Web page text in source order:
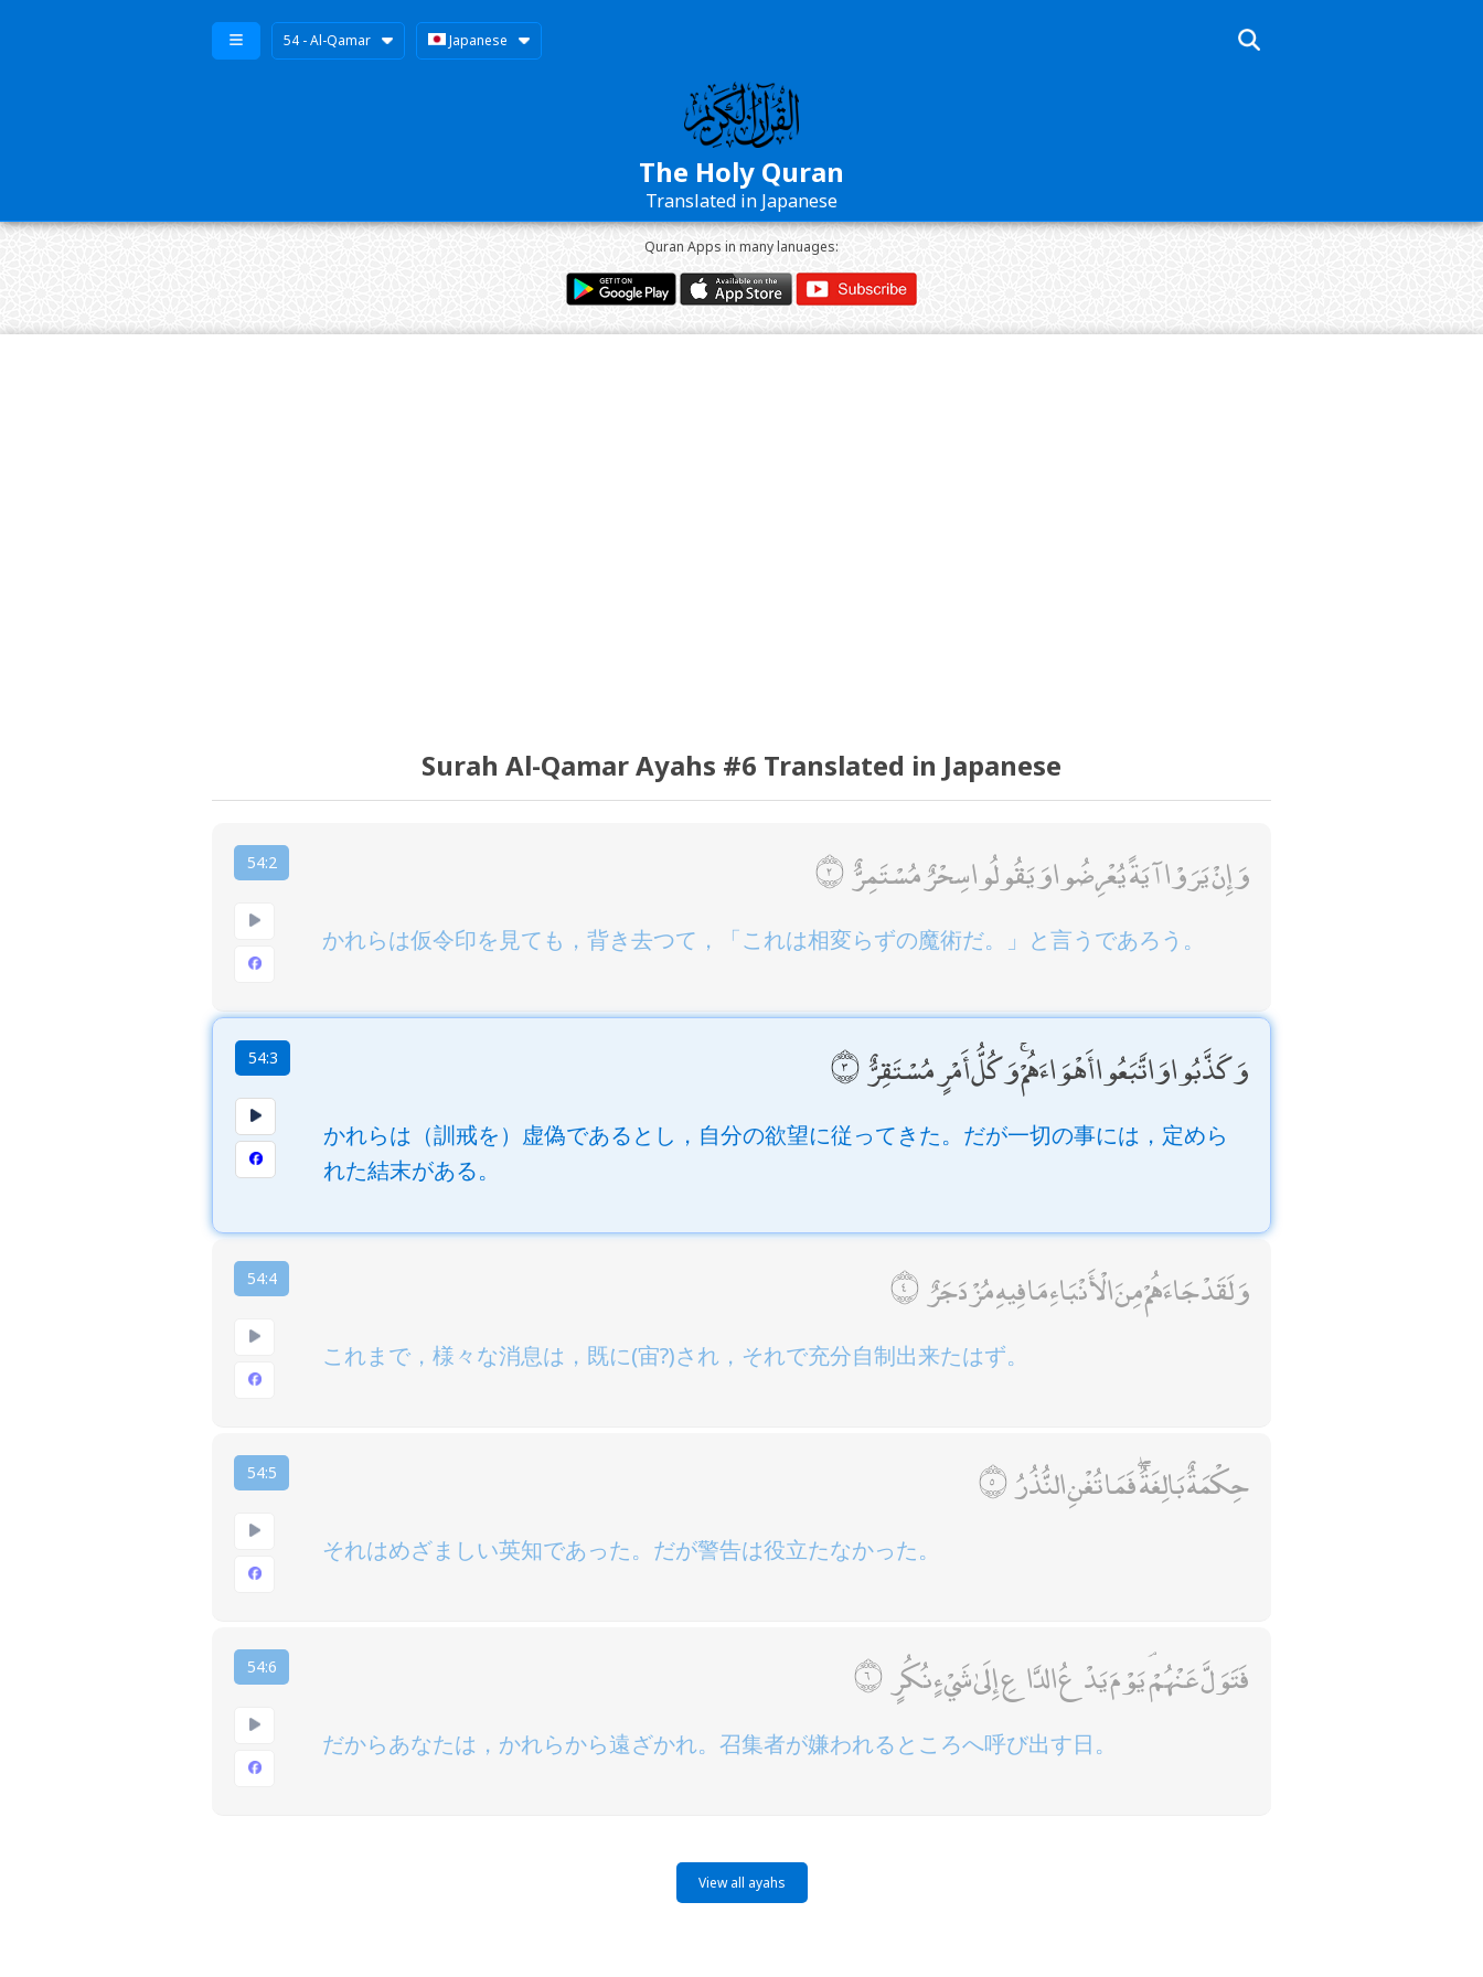
54 - Al-Qamar Japanese
The Holy Quran
Translated in Japanese
Quran Apps in many lanuages:
Surah Al-Qamar Ayahs #6 Translated in Japanese
54:2 وَإِنْ يَرَوْا آيَةً يُعْرِضُوا وَيَقُولُوا سِحْرٌ مُسْتَمِرٌّ
かれらは仮令印を見ても，背き去つて，「これは相変らずの魔術だ。」と言うであろう。
54:3 وَكَذَّبُوا وَاتَّبَعُوا أَهْوَاءَهُمْ ۚ وَكُلُّ أَمْرٍ مُسْتَقِرٌّ
かれらは（訓戒を）虚偽であるとし，自分の欲望に従ってきた。だが一切の事には，定めら
れた結末がある。
54:4 وَلَقَدْ جَاءَهُمْ مِنَ الْأَنْبَاءِ مَا فِيهِ مُزْدَجَرٌ
これまで，様々な消息は，既に(宙?)され，それで充分自制出来たはず。
54:5 حِكْمَةٌ بَالِغَةٌ ۖ فَمَا تُغْنِ النُّذُرُ
それはめざましい英知であった。だが警告は役立たなかった。
54:6 فَتَوَلَّ عَنْهُمْ ۘ يَوْمَ يَدْعُ الدَّاعِ إِلَىٰ شَيْءٍ نُكُرٍ
だからあなたは，かれらから遠ざかれ。召集者が嫌われるところへ呼び出す日。
View all ayahs